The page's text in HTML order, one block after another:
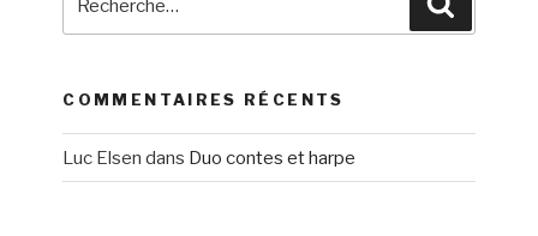
COMMENTAIRES RÉCENTS
Luc Elsen dans Duo contes et harpe